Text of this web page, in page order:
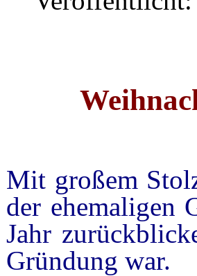
Mit großem
der ehemaligen
Jahr
Gründung war.